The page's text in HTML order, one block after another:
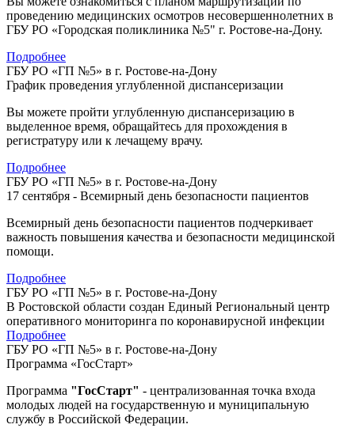
проведению медицинских осмотров несовершеннолетних в
ГБУ РО «Городская поликлиника №5" г. Ростове-на-Дону.
Подробнее
ГБУ РО «ГП №5» в г. Ростове-на-Дону
График проведения углубленной диспансеризации
Вы можете пройти углубленную диспансеризацию в
выделенное время, обращайтесь для прохождения в
регистратуру или к лечащему врачу.
Подробнее
ГБУ РО «ГП №5» в г. Ростове-на-Дону
17 сентября - Всемирный день безопасности пациентов
Всемирный день безопасности пациентов подчеркивает
важность повышения качества и безопасности медицинской
помощи.
Подробнее
ГБУ РО «ГП №5» в г. Ростове-на-Дону
В Ростовской области создан Единый Региональный центр
оперативного мониторинга по коронавирусной инфекции
Подробнее
ГБУ РО «ГП №5» в г. Ростове-на-Дону
Программа «ГосСтарт»
Программа "ГосСтарт" - централизованная точка входа
молодых людей на государственную и муниципальную
службу в Российской Федерации.